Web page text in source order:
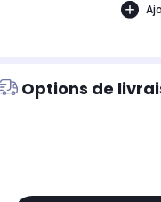
Options de